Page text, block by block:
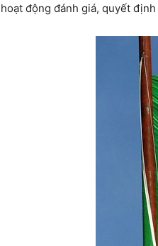
hoạt động đánh giá, quyết